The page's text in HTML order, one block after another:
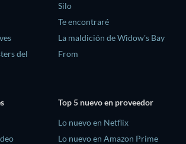
del
Silo
Te encontraré
La maldición de Widow's Bay
From
Top 5 nuevo en proveedor
Lo nuevo en Netflix
Lo nuevo en Amazon Prime